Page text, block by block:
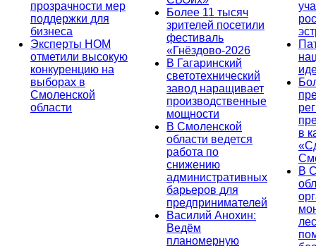
прозрачности мер
поддержки для
бизнеса
Эксперты НОМ
отметили высокую
конкуренцию на
выборах в
Смоленской
области
Более 11 тысяч
зрителей посетили
фестиваль
«Гнёздово-2026
В Гагаринский
светотехнический
завод наращивает
производственные
мощности
В Смоленской
области ведется
работа по
снижению
административных
барьеров для
предпринимателей
Василий Анохин:
Ведём
планомерную
в
В